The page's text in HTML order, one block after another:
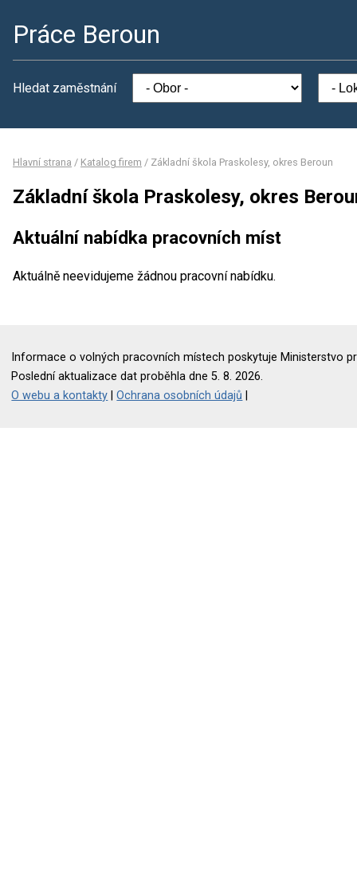
Práce Beroun
Hledat zaměstnání
Hlavní strana / Katalog firem / Základní škola Praskolesy, okres Beroun
Základní škola Praskolesy, okres
Aktuální nabídka pracovních míst
Aktuálně neevidujeme žádnou pracovní nabídku.
Informace o volných pracovních místech poskytuje Ministerstvo
Poslední aktualizace dat proběhla dne 5. 8. 2026.
O webu a kontakty |Ochrana osobních údajů